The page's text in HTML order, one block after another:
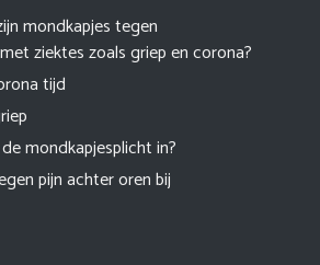
mondkapjes tegen
ziektes zoals griep en corona?
tijd
mondkapjesplicht in?
pijn achter oren bij